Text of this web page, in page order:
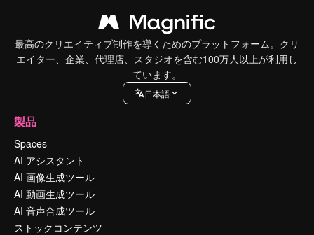
最高のクリエイティブ制作を導くためのプラットフォーム。クリ
エイター、企業、代理店、スタジオを含む100万人以上が利用し
ています。
日本語
製品
Spaces
AI アシスタント
AI 画像生成ツール
AI 動画生成ツール
AI 音声合成ツール
ストックコンテンツ